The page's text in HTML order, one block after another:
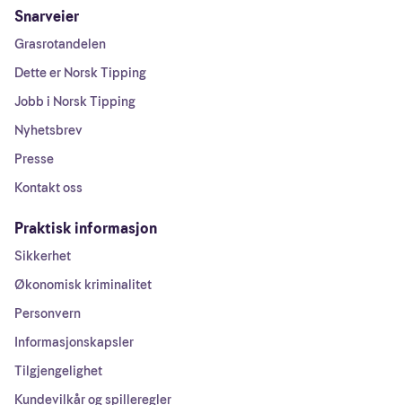
Snarveier
Grasrotandelen
Dette er Norsk Tipping
Jobb i Norsk Tipping
Nyhetsbrev
Presse
Kontakt oss
Praktisk informasjon
Sikkerhet
Økonomisk kriminalitet
Personvern
Informasjonskapsler
Tilgjengelighet
Kundevilkår og spilleregler